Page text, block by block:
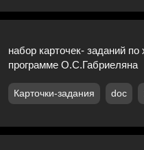
набор карточек- заданий
программе О.С.Габриеляна
Карточки-задания doc